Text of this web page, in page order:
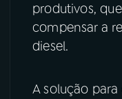
produtivos,
compensar a
diesel.
A solução